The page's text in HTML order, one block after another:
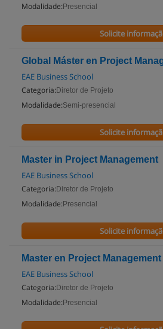
Modalidade: Presencial
Solicite
Global Máster en Project
EAE Business School
Categoria: Diretor de Projeto
Modalidade:Semi-presencial
Solicite
Master in Project Management
EAE Business School
Categoria: Diretor de Projeto
Modalidade: Presencial
Solicite
Master en Project Management
EAE Business School
Categoria: Diretor de Projeto
Modalidade: Presencial